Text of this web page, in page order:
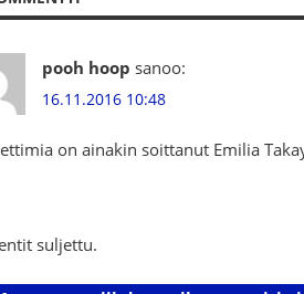
pooh hoop sanoo:
16.11.2016 10:48
on ainakin soittanut Emilia
suljettu.